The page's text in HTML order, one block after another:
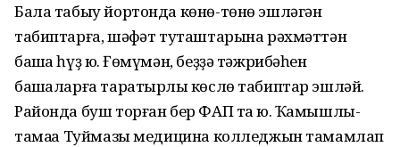
Бала табыу йортонда көнө-төнө эшләгән
табиптарға, шәфҡәт туташтарына рәхмәттән
башҡа һүҙ юҡ. Ғөмүмән, беҙҙә тәжрибәһен
башҡаларға таратырлыҡ көслө табиптар эшләй.
Районда буш торған бер ФАП та юҡ. Ҡамышлы­
тамаҡҡа Туймазы медицина колледжын тамамлап